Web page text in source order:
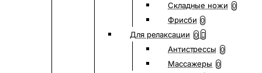
Складные ножи 0
Фрисби 0
Для релаксации 0
Антистрессы 0
Массажеры 0